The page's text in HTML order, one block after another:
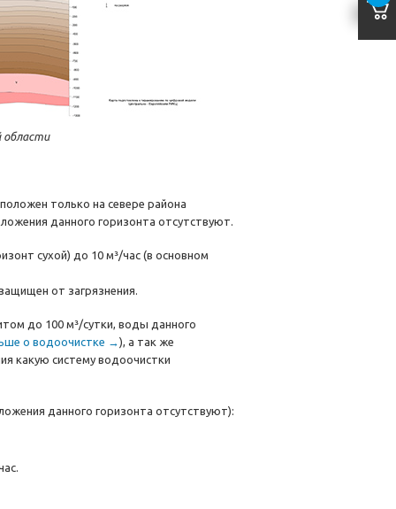
области
только на севере района
данного горизонта отсутствуют.
сухой) до 10 м³/час (в основном
от загрязнения.
до 100 м³/сутки, воды данного
о водоочистке → ), а так же
какую систему водоочистки
данного горизонта отсутствуют):